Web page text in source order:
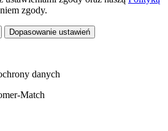
zgody.
Dopasowanie ustawień
danych
Match